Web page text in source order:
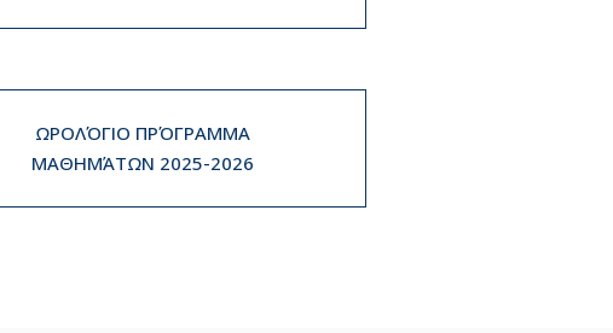
ΩΡΟΛΌΓΙΟ ΠΡΌΓΡΑΜΜΑ
ΜΑΘΗΜΆΤΩΝ 2025-2026